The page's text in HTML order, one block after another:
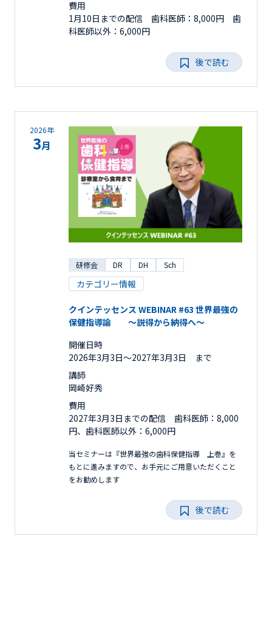
費用
1月10日までの配信 歯科医師：8,000円 歯
科医師以外：6,000円
後で読む
2026年
3月
研修会 DR DH Sch
カテゴリー情報
クインテッセンス WEBINAR #63 世界最強の
保健指導論 ～説得から納得へ～
開催日時
2026年3月3日〜2027年3月3日 まで
講師
岡崎好秀
費用
2027年3月3日までの配信 歯科医師：8,000
円、歯科医師以外：6,000円
当セミナーは『世界最強の歯科保健指導 上巻』を
もとに進みますので、お手元にご用意いただくこと
をお勧めします
後で読む